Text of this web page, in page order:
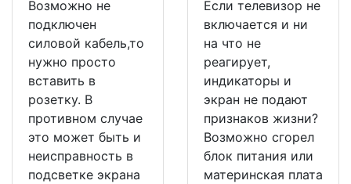
Возможно не
подключен
силовой кабель,то
нужно просто
вставить в
розетку. В
противном случае
это может быть и
неисправность в
подсветке экрана
Если телевизор не
включается и ни
на что не
реагирует,
индикаторы и
экран не подают
признаков жизни?
Возможно сгорел
блок питания или
материнская плата